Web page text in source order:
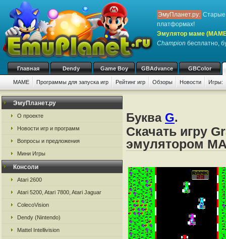
ЭмуПланет.ру: Старые
платформах!
Эмулятор маме
Champion бесплатно,
Главная Dendy Game Boy GBAdvance GBColor
MAME Программы для запуска игр Рейтинг игр Обзоры Новости Игры:
ЭмуПланет.ру
О проекте
Новости игр и программ
Вопросы и предложения
Мини Игры
Консоли
Atari 2600
Atari 5200, Atari 7800, Atari Jaguar
ColecoVision
Dendy (Nintendo)
Mattel Intellivision
Буква G.
Скачать игру
эмулятором